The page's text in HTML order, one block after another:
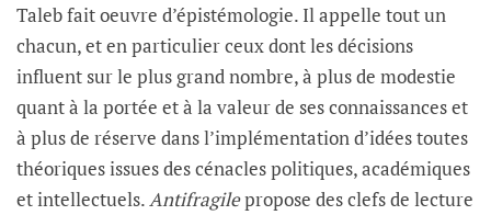
Taleb fait oeuvre d’épistémologie. Il appelle tout un
chacun, et en particulier ceux dont les décisions
influent sur le plus grand nombre, à plus de modestie
quant à la portée et à la valeur de ses connaissances et
à plus de réserve dans l’implémentation d’idées toutes
théoriques issues des cénacles politiques, académiques
et intellectuels.Antifragilepropose des clefs de lecture